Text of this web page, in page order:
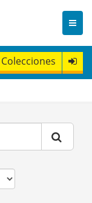
Colecciones